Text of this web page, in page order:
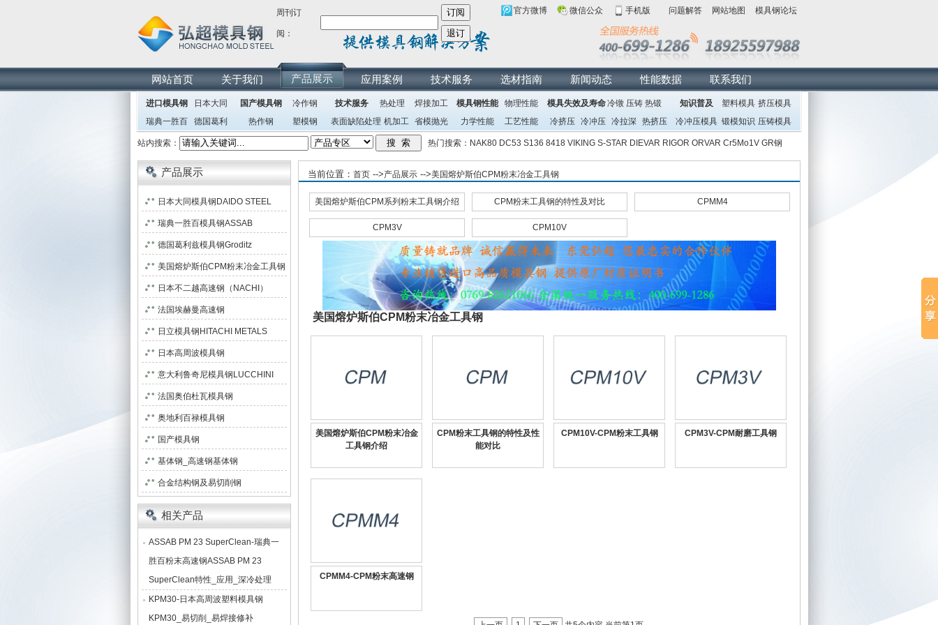
周刊订
阅：
官方微博 微信公众 手机版 问题解答 网站地图 模具钢论坛
网站首页 关于我们 产品展示 应用案例 技术服务 选材指南 新闻动态 性能数据 联系我们
进口模具钢
日本大同
瑞典一胜百
德国葛利
兹
国产模具钢
冷作钢
热作钢
塑模钢
技术服务 热处理
焊接加工
表面缺陷处理 机加工 省模抛光
模具钢性能
物理性能
力学性能
工艺性能
模具失效及寿命冷镦 压铸 热锻
冷挤压 冷冲压 冷拉深 热挤压
知识普及 塑料模具 挤压模具
冷冲压模具 锻模知识 压铸模具
站内搜索： 热门搜索： NAK80 DC53 S136 8418 VIKING S-STAR DIEVAR RIGOR ORVAR Cr5Mo1V GR钢
当前位置： 首页 -->产品展示 -->美国熔炉斯伯CPM粉末冶金工具钢
美国熔炉斯伯CPM系列粉末工具钢介绍 CPM粉末工具钢的特性及对比 CPMM4
CPM3V CPM10V
美国熔炉斯伯CPM粉末冶金工具钢
美国熔炉斯伯CPM粉末冶金
工具钢介绍
CPM粉末工具钢的特性及性
能对比
CPM10V-CPM粉末工具钢 CPM3V-CPM耐磨工具钢
CPMM4-CPM粉末高速钢
产品展示
日本大同模具钢DAIDO STEEL
瑞典一胜百模具钢ASSAB
德国葛利兹模具钢Groditz
美国熔炉斯伯CPM粉末冶金工具钢
日本不二越高速钢（NACHI）
法国埃赫曼高速钢
日立模具钢HITACHI METALS
日本高周波模具钢
意大利鲁奇尼模具钢LUCCHINI
法国奥伯杜瓦模具钢
奥地利百禄模具钢
国产模具钢
基体钢_高速钢基体钢
合金结构钢及易切削钢
相关产品
ASSAB PM 23 SuperClean-瑞典一
胜百粉末高速钢ASSAB PM 23
SuperClean特性_应用_深冷处理
KPM30-日本高周波塑料模具钢
KPM30_易切削_易焊接修补